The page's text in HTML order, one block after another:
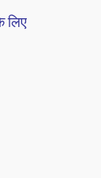
लिए